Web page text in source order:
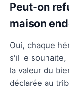
Peut-on
maison
Oui, chaque
s'il le
la valeur du
déclarée au